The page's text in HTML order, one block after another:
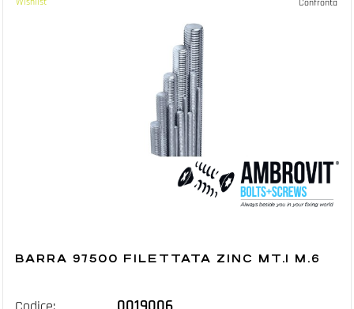
Confronta
BARRA 97500 FILETTATA ZINC MT.1 M.6